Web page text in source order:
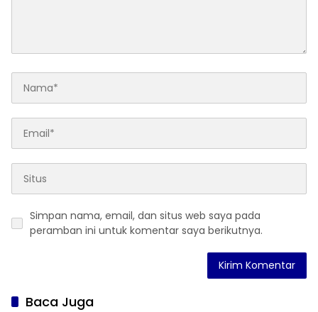
Simpan nama, email, dan situs web saya pada
peramban ini untuk komentar saya berikutnya.
Baca Juga